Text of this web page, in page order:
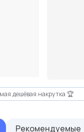
дешёвая накрутка 🏆
Рекомендуемые